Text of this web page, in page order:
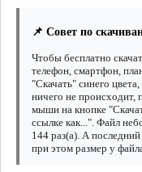
📌 Совет по
Чтобы бесплатно
телефон, смартфон,
"Скачать" синего
ничего не происходит,
мыши на кнопке
ссылке как...". Файл
144 раз(а). А
при этом размер у